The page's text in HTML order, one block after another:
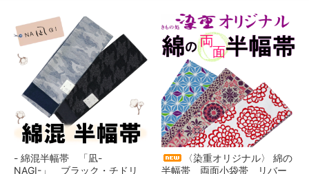
- 綿混半幅帯 「凪-
NAGI-」 ブラック・チドリ
〈染重オリジナル〉 綿の
半幅帯 両面小袋帯 リバー